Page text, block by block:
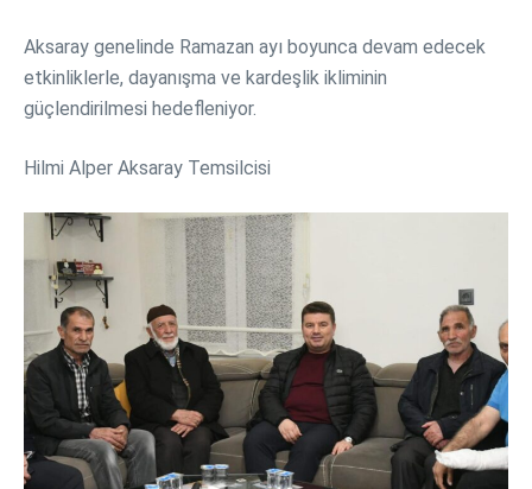
Aksaray genelinde Ramazan ayı boyunca devam edecek
etkinliklerle, dayanışma ve kardeşlik ikliminin
güçlendirilmesi hedefleniyor.
Hilmi Alper Aksaray Temsilcisi